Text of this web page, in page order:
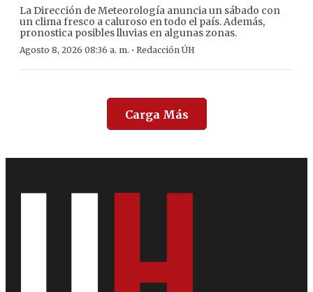
La Dirección de Meteorología anuncia un sábado con
un clima fresco a caluroso en todo el país. Además,
pronostica posibles lluvias en algunas zonas.
Agosto 8, 2026 08:36 a. m. · Redacción ÚH
Carga Más